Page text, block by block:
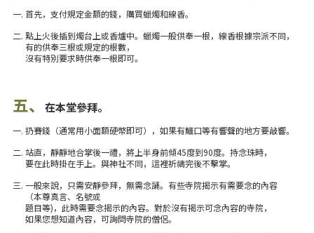
一. 首先，支付規定金額的錢，購買蠟燭和線香。
二. 點上火後插到燭台上或香爐中。蠟燭一般供奉一根，線香根據宗派不同，
有的供奉三根或規定的根數，
沒有特別要求時供奉一根即可。
五、 在本堂參拜。
一. 扔賽錢（通常用小面額硬幣即可），如果有鱷口等有響聲的地方要敲響。
二. 站直，靜靜地合掌後一禮，將上半身​​前傾45度到90度。持念珠時，
要在此時掛在手上。與神社不同，這裡祈禱完後不擊掌。
三. 一般來說，只需安靜參拜，無需念誦。有些寺院揭示有需要念的內容
（本尊真言、名號或
題目等)，此時需要念揭示的內容。對於沒有揭示可念內容的寺院，
如果您想知道內容，可詢問寺院的僧侶。